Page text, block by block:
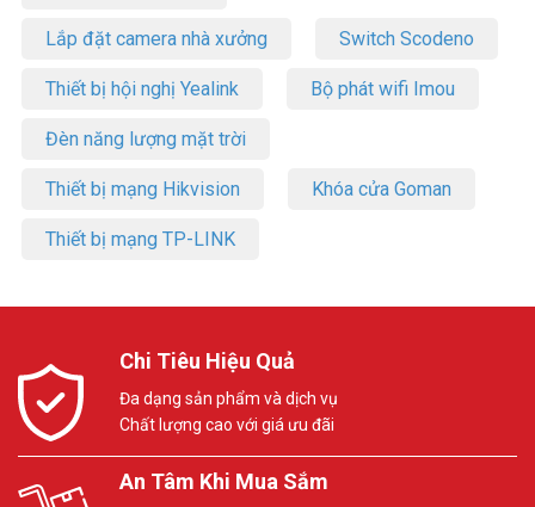
công ty – văn phòng
Đảm bảo đội ngũ thi công luôn đáp ứng nhanh cho công trình
Lắp đặt camera nhà xưởng Switch Scodeno
Thiết bị hội nghị Yealink Bộ phát wifi Imou
Đèn năng lượng mặt trời
Thiết bị mạng Hikvision Khóa cửa Goman
Thiết bị mạng TP-LINK
Chi Tiêu Hiệu Quả
Đa dạng sản phẩm và dịch vụ
Chất lượng cao với giá ưu đãi
An Tâm Khi Mua Sắm